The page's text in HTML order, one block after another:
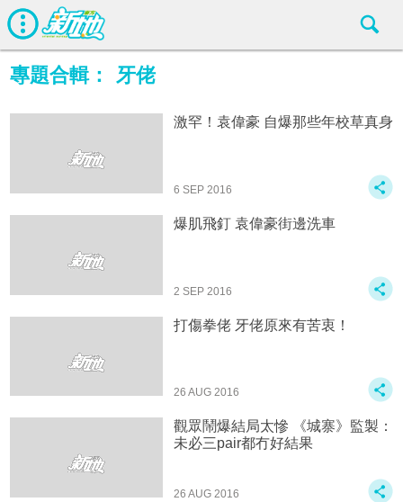
專題合輯： 牙佬
激罕！袁偉豪 自爆那些年校草真身
6 SEP 2016
爆肌飛釘 袁偉豪街邊洗車
2 SEP 2016
打傷拳佬 牙佬原來有苦衷！
26 AUG 2016
觀眾鬧爆結局太慘 《城寨》監製：
未必三pair都冇好結果
26 AUG 2016